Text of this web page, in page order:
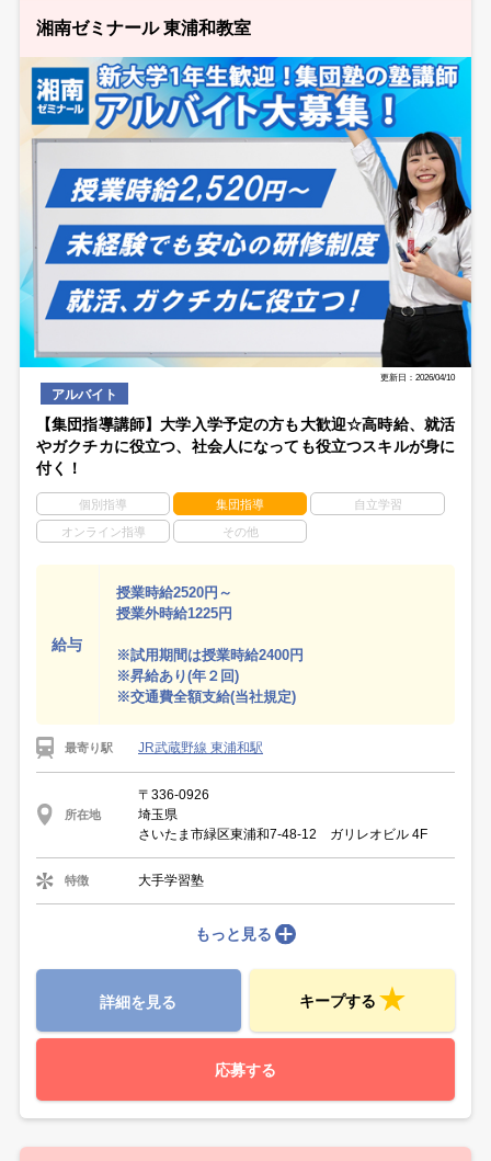
湘南ゼミナール 東浦和教室
更新日：2026/04/10
アルバイト
【集団指導講師】大学入学予定の方も大歓迎☆高時給、就活
やガクチカに役立つ、社会人になっても役立つスキルが身に
付く！
個別指導 集団指導 自立学習
オンライン指導 その他
給与
授業時給2520円～
授業外時給1225円
※試用期間は授業時給2400円
※昇給あり(年２回)
※交通費全額支給(当社規定)
最寄り駅 JR武蔵野線 東浦和駅
所在地
〒336-0926
埼玉県
さいたま市緑区東浦和7-48-12 ガリレオビル 4F
特徴 大手学習塾
もっと見る
詳細を見る キープする
応募する